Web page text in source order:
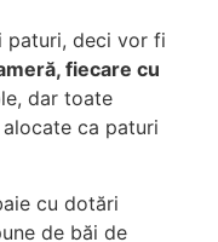
paturi, deci vor fi
fiecare cu
dar toate
ca paturi
cu dotări
de băi de